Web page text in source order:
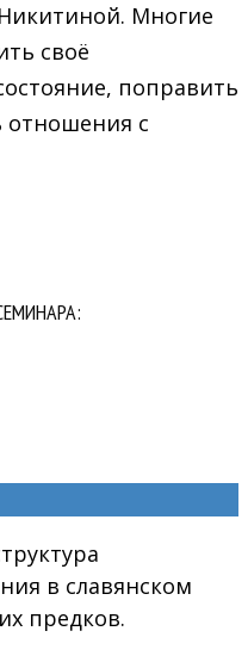
Многие
своё
поправить
отношения с
в славянском
предков.